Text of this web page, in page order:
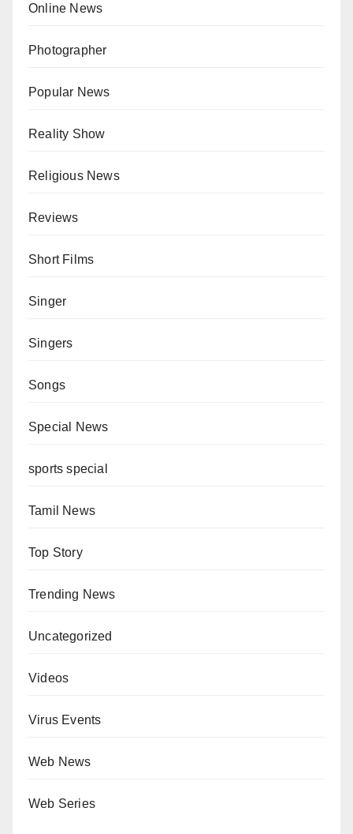
Online News
Photographer
Popular News
Reality Show
Religious News
Reviews
Short Films
Singer
Singers
Songs
Special News
sports special
Tamil News
Top Story
Trending News
Uncategorized
Videos
Virus Events
Web News
Web Series